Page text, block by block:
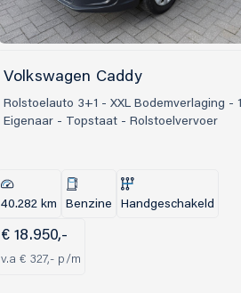
Volkswagen Caddy
Rolstoelauto 3+1 - XXL Bodemverlaging - 1
Eigenaar - Topstaat - Rolstoelvervoer
40.282 km Benzine Handgeschakeld
€ 18.950,-
v.a € 327,- p/m